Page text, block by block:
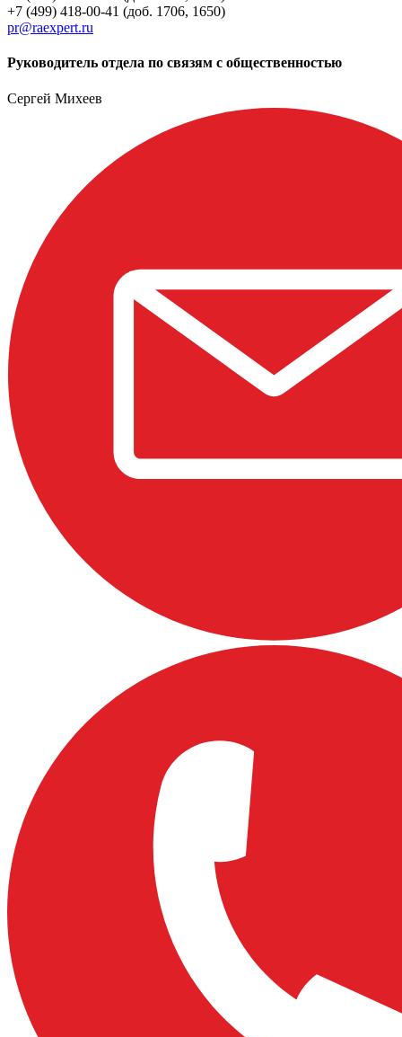
+7 (499) 418-00-41 (доб. 1706, 1650)
pr@raexpert.ru
Руководитель отдела по связям с общественностью
Сергей Михеев